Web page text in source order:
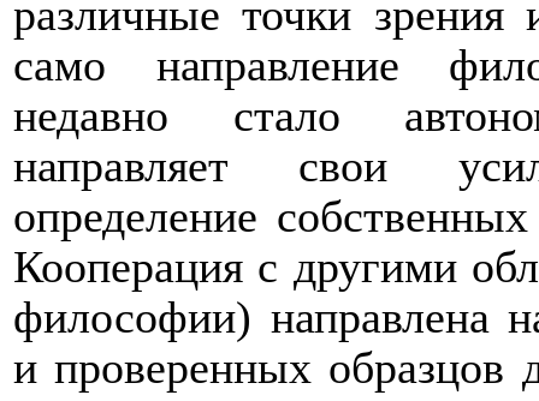
различные точки зрения
само направление
недавно стало
направляет свои
определение
Кооперация с другими
философии) направлена
и проверенных образцов